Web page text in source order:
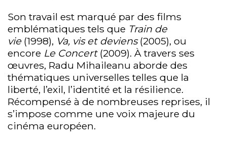
Son travail est marqué par des films
emblématiques tels que Train de
vie(1998), Va, vis et deviens(2005), ou
encore Le Concert(2009). À travers ses
œuvres, Radu Mihaileanu aborde des
thématiques universelles telles que la
liberté, l’exil, l’identité et la résilience.
Récompensé à de nombreuses reprises, il
s’impose comme une voix majeure du
cinéma européen.